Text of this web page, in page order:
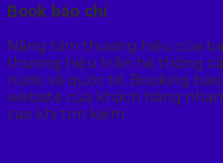
Book báo chí
Nâng tầm thương hiệu của
thương hiệu trên hệ thống
nước và quốc tế. Booking
website của khách hàng
cao khi tìm kiếm